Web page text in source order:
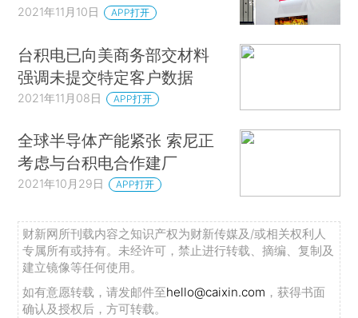
2021年11月10日 APP打开
台积电已向美商务部交材料
强调未提交特定客户数据
2021年11月08日 APP打开
全球半导体产能紧张 索尼正
考虑与台积电合作建厂
2021年10月29日 APP打开
财新网所刊载内容之知识产权为财新传媒及/或相关权利人
专属所有或持有。未经许可，禁止进行转载、摘编、复制及
建立镜像等任何使用。
如有意愿转载，请发邮件至hello@caixin.com ，获得书面
确认及授权后，方可转载。